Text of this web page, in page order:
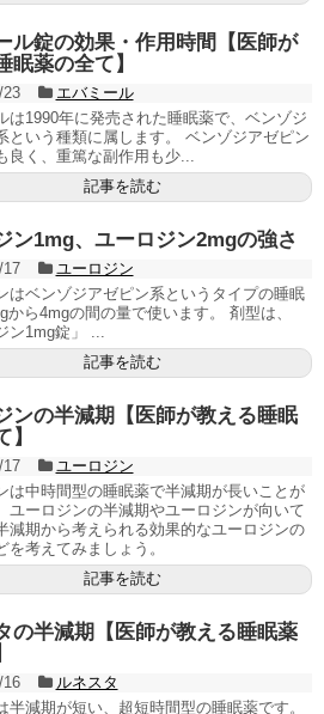
ル錠の効果・作用時間【医師が
眠薬の全て】
23
エバミール
は1990年に発売された睡眠薬で、ベンゾジ
という種類に属します。 ベンゾジアゼピン
良く、重篤な副作用も少...
記事を読む
ン1mg、ユーロジン2mgの強さ
17
ユーロジン
はベンゾジアゼピン系というタイプの睡眠
から4mgの間の量で使います。 剤型は、
ン1mg錠」 ...
記事を読む
ンの半減期【医師が教える睡眠
】
17
ユーロジン
は中時間型の睡眠薬で半減期が長いことが
ユーロジンの半減期やユーロジンが向いて
減期から考えられる効果的なユーロジンの
を考えてみましょう。
記事を読む
の半減期【医師が教える睡眠薬
16
ルネスタ
半減期が短い、超短時間型の睡眠薬です。